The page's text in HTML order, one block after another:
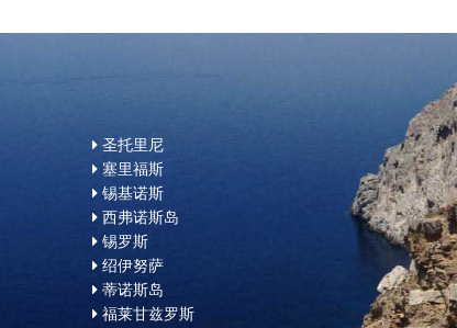
圣托里尼
塞里福斯
锡基诺斯
西弗诺斯岛
锡罗斯
绍伊努萨
蒂诺斯岛
福莱甘兹罗斯